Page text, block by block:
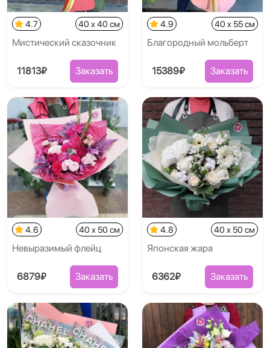
4.7 40 x 40 см
Мистический сказочник
11813₽ Заказать
4.9 40 x 55 см
Благородный мольберт
15389₽ Заказать
4.6 40 x 50 см
Невыразимый флейц
6879₽ Заказать
4.8 40 x 50 см
Японская жара
6362₽ Заказать